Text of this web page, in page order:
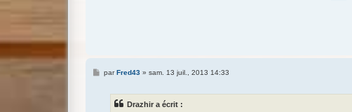
MparFred43» sam. 13 juil., 2013 14:33
Drazhir a écrit :